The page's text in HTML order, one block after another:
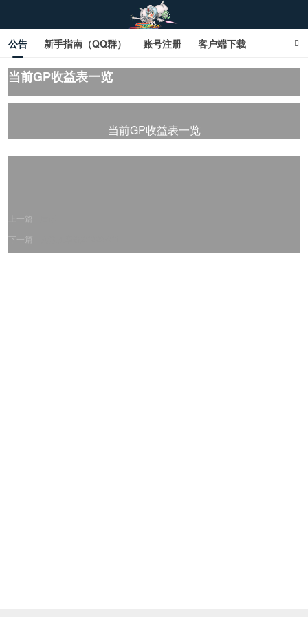
_sd敢达
公告 新手指南（QQ群） 账号注册 客户端下载
SD钢达服数据库（网页版） SD钢达服数据库（石墨版）
网页商城文字版
当前GP收益表一览
当前GP收益表一览
上一篇
下一篇